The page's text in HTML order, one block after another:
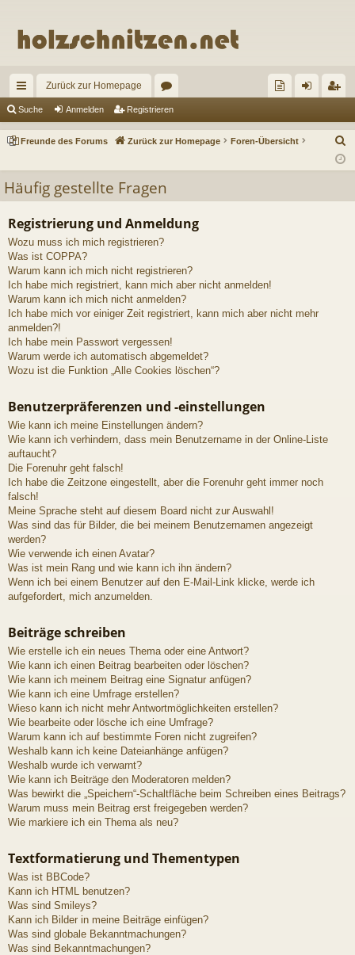
ch
ne
riff
Zurück zur Homepage
or
en un
s
m
n
ist
rie
n
Suche Anmelden Registrieren
Freunde des Forums Zurück zur Homepage Foren-Übersicht
Häufig gestellte Fragen
Registrierung und Anmeldung
Wozu muss ich mich registrieren?
Was ist COPPA?
Warum kann ich mich nicht registrieren?
Ich habe mich registriert, kann mich aber nicht anmelden!
Warum kann ich mich nicht anmelden?
Ich habe mich vor einiger Zeit registriert, kann mich aber nicht mehr
anmelden?!
Ich habe mein Passwort vergessen!
Warum werde ich automatisch abgemeldet?
Wozu ist die Funktion „Alle Cookies löschen“?
Benutzerpräferenzen und -einstellungen
Wie kann ich meine Einstellungen ändern?
Wie kann ich verhindern, dass mein Benutzername in der Online-Liste
auftaucht?
Die Forenuhr geht falsch!
Ich habe die Zeitzone eingestellt, aber die Forenuhr geht immer noch
falsch!
Meine Sprache steht auf diesem Board nicht zur Auswahl!
Was sind das für Bilder, die bei meinem Benutzernamen angezeigt
werden?
Wie verwende ich einen Avatar?
Was ist mein Rang und wie kann ich ihn ändern?
Wenn ich bei einem Benutzer auf den E-Mail-Link klicke, werde ich
aufgefordert, mich anzumelden.
Beiträge schreiben
Wie erstelle ich ein neues Thema oder eine Antwort?
Wie kann ich einen Beitrag bearbeiten oder löschen?
Wie kann ich meinem Beitrag eine Signatur anfügen?
Wie kann ich eine Umfrage erstellen?
Wieso kann ich nicht mehr Antwortmöglichkeiten erstellen?
Wie bearbeite oder lösche ich eine Umfrage?
Warum kann ich auf bestimmte Foren nicht zugreifen?
Weshalb kann ich keine Dateianhänge anfügen?
Weshalb wurde ich verwarnt?
Wie kann ich Beiträge den Moderatoren melden?
Was bewirkt die „Speichern“-Schaltfläche beim Schreiben eines Beitrags?
Warum muss mein Beitrag erst freigegeben werden?
Wie markiere ich ein Thema als neu?
Textformatierung und Thementypen
Was ist BBCode?
Kann ich HTML benutzen?
Was sind Smileys?
Kann ich Bilder in meine Beiträge einfügen?
Was sind globale Bekanntmachungen?
Was sind Bekanntmachungen?